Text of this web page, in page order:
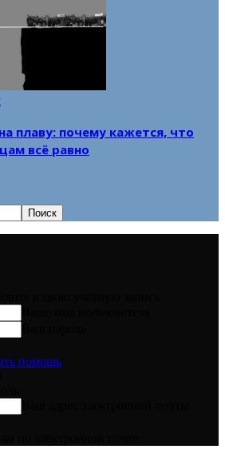
плаву: почему кажется, что
всё равно
помощь